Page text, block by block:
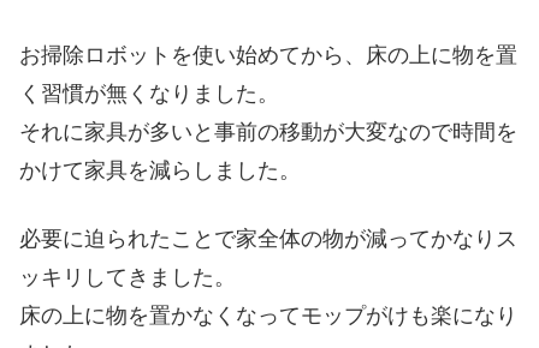
お掃除ロボットを使い始めてから、床の上に物を置
く習慣が無くなりました。
それに家具が多いと事前の移動が大変なので時間を
かけて家具を減らしました。
必要に迫られたことで家全体の物が減ってかなりス
ッキリしてきました。
床の上に物を置かなくなってモップがけも楽になり